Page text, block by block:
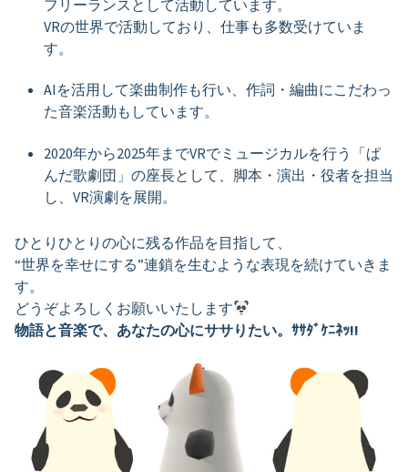
フリーランスとして活動しています。
VRの世界で活動しており、仕事も多数受けていま
す。
AIを活用して楽曲制作も行い、作詞・編曲にこだわっ
た音楽活動もしています。
2020年から2025年までVRでミュージカルを行う「ぱ
んだ歌劇団」の座長として、脚本・演出・役者を担当
し、VR演劇を展開。
ひとりひとりの心に残る作品を目指して、
“世界を幸せにする”連鎖を生むような表現を続けていきま
す。
どうぞよろしくお願いいたします
物語と音楽で、あなたの心にササりたい。ｻｻﾀﾞｹﾆﾈｯ!!